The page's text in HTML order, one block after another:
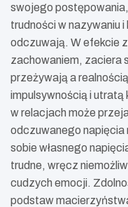
swojego
trudności w nazywaniu
odczuwają. W efekcie
zachowaniem, zaciera
przeżywają a
impulsywnością i utratą
w relacjach może
odczuwanego napięcia
sobie własnego
trudne, wręcz
cudzych emocji.
podstaw